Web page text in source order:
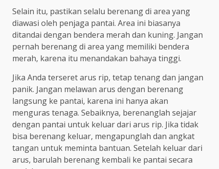
Selain itu, pastikan selalu berenang di area yang
diawasi oleh penjaga pantai. Area ini biasanya
ditandai dengan bendera merah dan kuning. Jangan
pernah berenang di area yang memiliki bendera
merah, karena itu menandakan bahaya tinggi.
Jika Anda terseret arus rip, tetap tenang dan jangan
panik. Jangan melawan arus dengan berenang
langsung ke pantai, karena ini hanya akan
menguras tenaga. Sebaiknya, berenanglah sejajar
dengan pantai untuk keluar dari arus rip. Jika tidak
bisa berenang keluar, mengapunglah dan angkat
tangan untuk meminta bantuan. Setelah keluar dari
arus, barulah berenang kembali ke pantai secara